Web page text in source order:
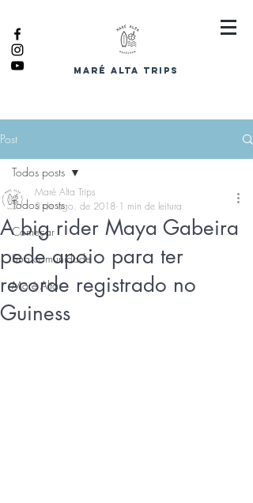
MARÉ ALTA TRIPS
Post
Todos posts
Começar
Sua comunidade
Maré Alta
Todos posts
A big rider Maya Gabeira
pede apoio para ter
recorde registrado no
Guiness
Maré Alta Trips
3 de ago. de 2018 1 min de leitura